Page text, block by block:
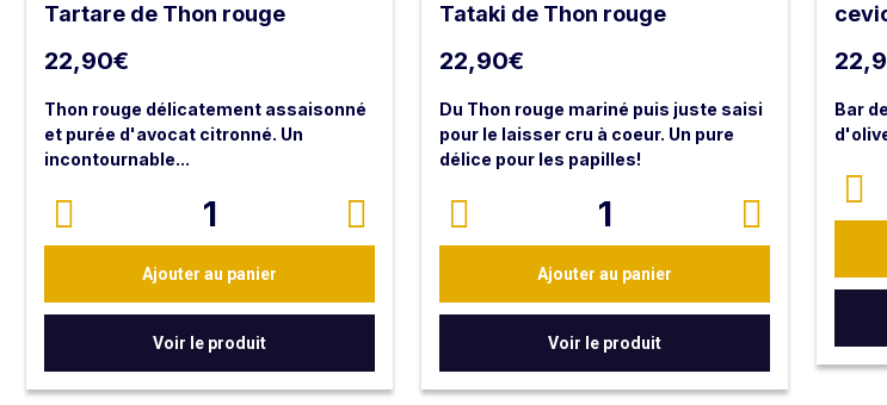
Tartare de Thon rouge
22,90€
Thon rouge délicatement assaisonné
et purée d'avocat citronné. Un
incontournable...
290g dont 120g de poisson
1
Ajouter au panier
Voir le produit
Tataki de Thon rouge
22,90€
Du Thon rouge mariné puis juste saisi
pour le laisser cru à coeur. Un pure
délice pour les papilles!
1
Ajouter au panier
Voir le produit
Bar